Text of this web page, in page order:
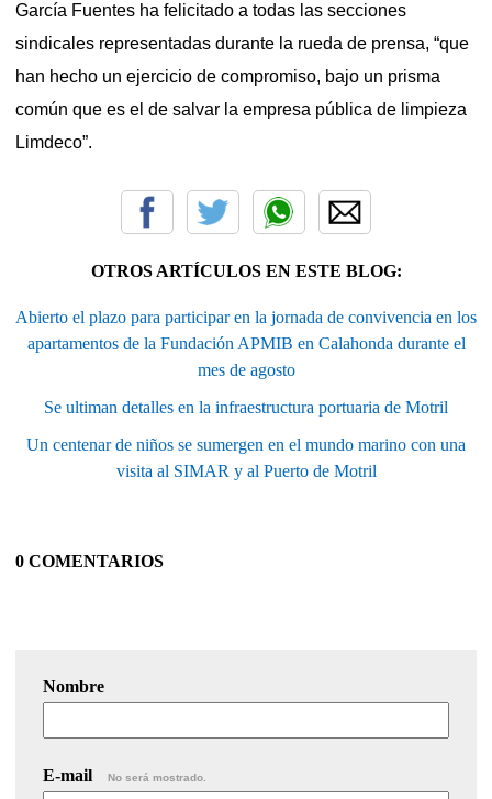
García Fuentes ha felicitado a todas las secciones
sindicales representadas durante la rueda de prensa, “que
han hecho un ejercicio de compromiso, bajo un prisma
común que es el de salvar la empresa pública de limpieza
Limdeco”.
OTROS ARTÍCULOS EN ESTE BLOG:
Abierto el plazo para participar en la jornada de convivencia en los
apartamentos de la Fundación APMIB en Calahonda durante el
mes de agosto
Se ultiman detalles en la infraestructura portuaria de Motril
Un centenar de niños se sumergen en el mundo marino con una
visita al SIMAR y al Puerto de Motril
0 COMENTARIOS
Nombre
E-mail No será mostrado.